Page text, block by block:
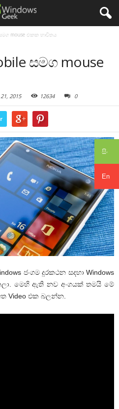
සිං
En
mouse එකක භාවිතය
සමග mouse
2015 12634 0
ජංගම දුරකථන සදහා Windows
මෙහි ඇති නව අංගයක් තමයි මේ
Video එක බලන්න.